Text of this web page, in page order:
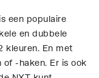
een populaire
en dubbele
kleuren. En met
of -haken. Er is ook